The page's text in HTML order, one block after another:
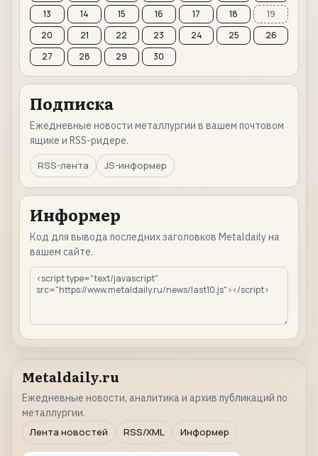
13
14 15 16 17 18
19
20
21 22 23 24 25
26
27
28 29 30
Подписка
Ежедневные новости металлургии в вашем почтовом
ящике и RSS-ридере.
RSS-лента
JS-информер
Информер
Код для вывода последних заголовков Metaldaily на
вашем сайте.
Metaldaily.ru
Ежедневные новости, аналитика и архив публикаций по
металлургии.
Лента новостей
RSS/XML Информер